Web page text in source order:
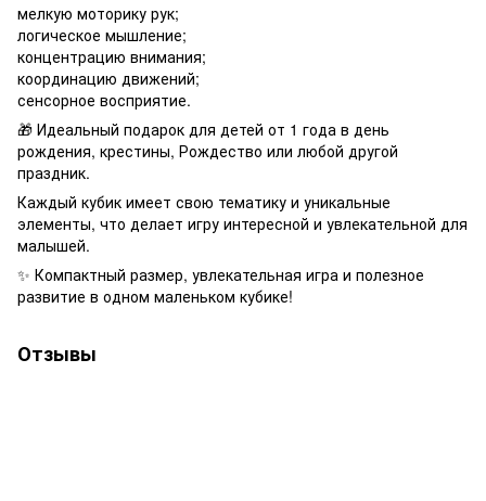
мелкую моторику рук;
логическое мышление;
концентрацию внимания;
координацию движений;
сенсорное восприятие.
🎁 Идеальный подарок для детей от 1 года в день
рождения, крестины, Рождество или любой другой
праздник.
Каждый кубик имеет свою тематику и уникальные
элементы, что делает игру интересной и увлекательной для
малышей.
✨ Компактный размер, увлекательная игра и полезное
развитие в одном маленьком кубике!
Отзывы